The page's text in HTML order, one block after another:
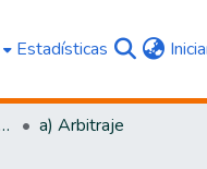
Estadísticas
al Proceso Judicial
a) Arbitraje